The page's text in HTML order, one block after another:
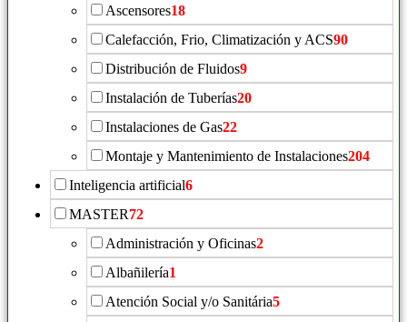
Ascensores18
Calefacción, Frio, Climatización y ACS90
Distribución de Fluidos9
Instalación de Tuberías20
Instalaciones de Gas22
Montaje y Mantenimiento de Instalaciones204
Inteligencia artificial6
MASTER72
Administración y Oficinas2
Albañilería1
Atención Social y/o Sanitária5